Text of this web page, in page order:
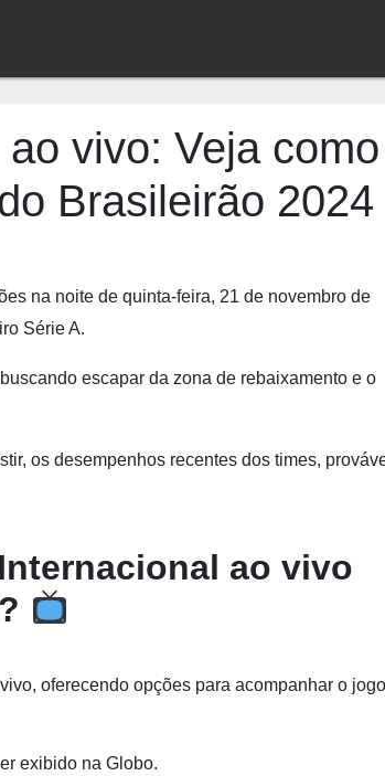
vivo: Veja como
Brasileirão 2024
na noite de quinta-feira, 21 de novembro de
Série A.
escapar da zona de rebaixamento e o
os desempenhos recentes dos times,
ao vivo
oferecendo opções para acompanhar o
exibido na Globo.